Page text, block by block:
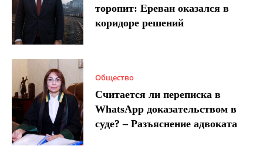
торопит: Ереван оказался в
коридоре решений
Общество
Считается ли переписка в
WhatsApp доказательством в
суде? – Разъяснение адвоката